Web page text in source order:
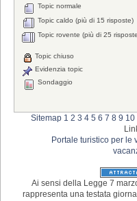
Topic normale
Topic caldo (più di 15 risposte)
Topic rovente (più di 25
Topic chiuso
Evidenzia topic
Sondaggio
Sitemap 1 2 3 4 5 6 7 8 9 10
Portale turistico per le
Ai sensi della Legge 7
rappresenta una testata